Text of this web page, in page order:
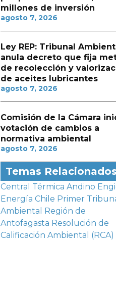
millones de inversión
agosto 7, 2026
Ley REP: Tribunal
anula decreto que fija
de recolección y
de aceites lubricantes
agosto 7, 2026
Comisión de la Cámara
votación de cambios a
normativa ambiental
agosto 7, 2026
Temas Relacionados
Central Térmica Andino
Energía Chile Primer
Ambiental Región de
Antofagasta Resolución de
Calificación Ambiental (RCA)